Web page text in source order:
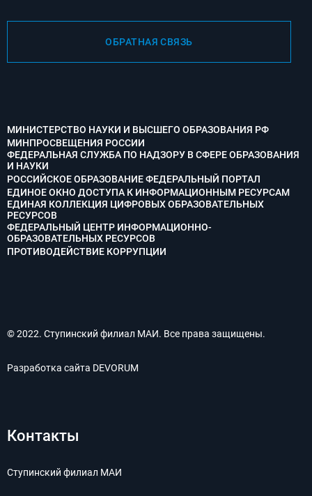
ОБРАТНАЯ СВЯЗЬ
МИНИСТЕРСТВО НАУКИ И ВЫСШЕГО ОБРАЗОВАНИЯ РФ
МИНПРОСВЕЩЕНИЯ РОССИИ
ФЕДЕРАЛЬНАЯ СЛУЖБА ПО НАДЗОРУ В СФЕРЕ ОБРАЗОВАНИЯ
И НАУКИ
РОССИЙСКОЕ ОБРАЗОВАНИЕ ФЕДЕРАЛЬНЫЙ ПОРТАЛ
ЕДИНОЕ ОКНО ДОСТУПА К ИНФОРМАЦИОННЫМ РЕСУРСАМ
ЕДИНАЯ КОЛЛЕКЦИЯ ЦИФРОВЫХ ОБРАЗОВАТЕЛЬНЫХ
РЕСУРСОВ
ФЕДЕРАЛЬНЫЙ ЦЕНТР ИНФОРМАЦИОННО-
ОБРАЗОВАТЕЛЬНЫХ РЕСУРСОВ
ПРОТИВОДЕЙСТВИЕ КОРРУПЦИИ
© 2022. Ступинский филиал МАИ. Все права защищены.
Разработка сайта DEVORUM
Контакты
Ступинский филиал МАИ